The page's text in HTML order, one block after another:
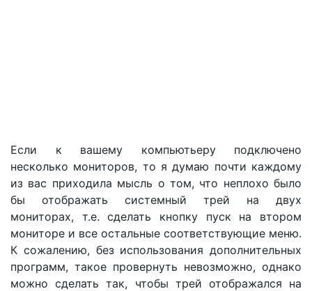
Если к вашему компьютьеру подключено
несколько мониторов, то я думаю почти каждому
из вас приходила мысль о том, что неплохо было
бы отображать системный трей на двух
мониторах, т.е. сделать кнопку пуск на втором
мониторе и все остальные соответствующие меню.
К сожалению, без использования дополнительных
программ, такое провернуть невозможно, однако
можно сделать так, чтобы трей отображался на